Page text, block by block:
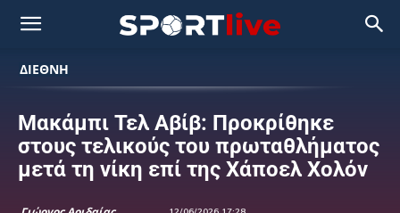
ΔΙΕΘΝΗ
Μακάμπι Τελ Αβίβ: Προκρίθηκε
στους τελικούς του πρωταθλήματος
μετά τη νίκη επί της Χάποελ Χολόν